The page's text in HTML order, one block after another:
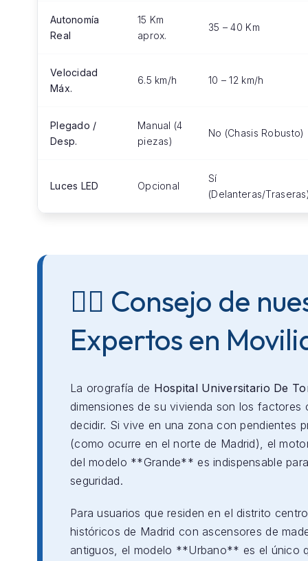
Autonomía
Real
15 Km
aprox.
35 – 40 Km
Velocidad
Máx.
6.5 km/h 10 – 12 km/h
Plegado /
Desp.
Manual (4
piezas)
No (Chasis Robusto)
Luces LED Opcional
Sí
(Delanteras/
👨‍⚕️ Consejo de
Expertos en
La orografía de Hospital Universitario De
dimensiones de su vivienda son los factores
decidir. Si vive en una zona con pendientes
(como ocurre en el norte de Madrid), el
del modelo **Grande** es indispensable
seguridad.
Para usuarios que residen en el distrito
históricos de Madrid con ascensores de
antiguos, el modelo **Urbano** es el único